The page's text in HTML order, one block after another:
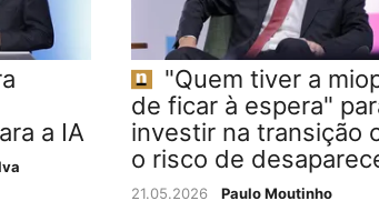
a IA
"Quem tiver a
de ficar à espera"
investir na transição
o risco de
21.05.2026 Paulo Moutinho